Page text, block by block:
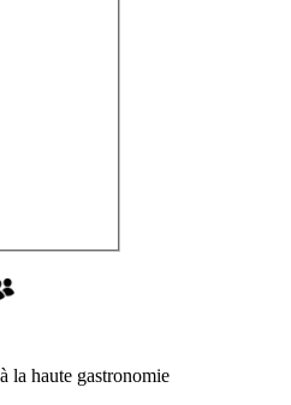
la haute gastronomie